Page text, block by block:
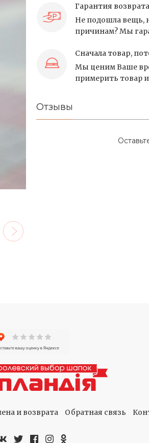
Гарантия
Не подошла вещь,
причинам? Мы
Сначала товар,
Мы ценим Ваше
примерить товар
Отзывы
и возврата Обратная связь